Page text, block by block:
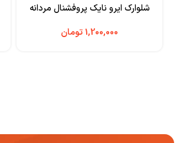
شلوارک ایرو نایک پروفشنال مردانه
تومان